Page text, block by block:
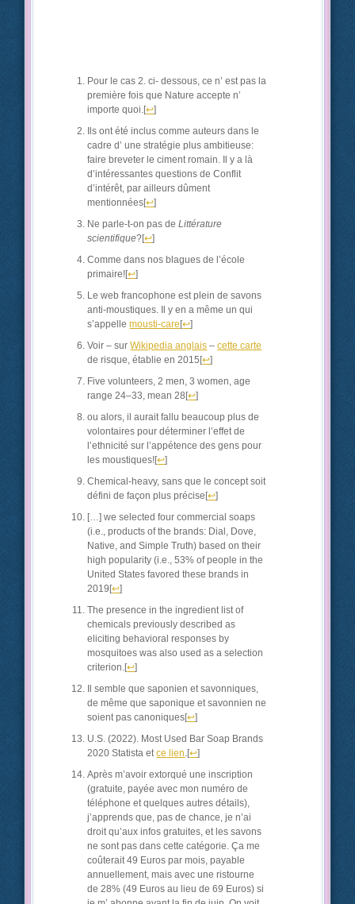
Pour le cas 2. ci- dessous, ce n’ est pas la
première fois que Nature accepte n’
importe quoi.[↩]
Ils ont été inclus comme auteurs dans le
cadre d’ une stratégie plus ambitieuse:
faire breveter le ciment romain. Il y a là
d’intéressantes questions de Conflit
d’intérêt, par ailleurs dûment
mentionnées[↩]
Ne parle-t-on pas deLittérature
scientifique?[↩]
Comme dans nos blagues de l’école
primaire![↩]
Le web francophone est plein de savons
anti-moustiques. Il y en a même un qui
s’appellemousti-care [↩]
Voir – surWikipedia anglais –cette carte
de risque, établie en 2015 [↩]
Five volunteers, 2 men, 3 women, age
range 24–33, mean 28 [↩]
ou alors, il aurait fallu beaucoup plus de
volontaires pour déterminer l’effet de
l’ethnicité sur l’appétence des gens pour
les moustiques![↩]
Chemical-heavy, sans que le concept soit
défini de façon plus précise [↩]
[…] we selected four commercial soaps
(i.e., products of the brands: Dial, Dove,
Native, and Simple Truth) based on their
high popularity (i.e., 53% of people in the
United States favored these brands in
2019 [↩]
The presence in the ingredient list of
chemicals previously described as
eliciting behavioral responses by
mosquitoes was also used as a selection
criterion.[↩]
Il semble que saponien et savonniques,
de même que saponique et savonnien ne
soient pas canoniques[↩]
U.S. (2022). Most Used Bar Soap Brands
2020 Statista etce lien.[↩]
Après m’avoir extorqué une inscription
(gratuite, payée avec mon numéro de
téléphone et quelques autres détails),
j’apprends que, pas de chance, je n’ai
droit qu’aux infos gratuites, et les savons
ne sont pas dans cette catégorie. Ça me
coûterait 49 Euros par mois, payable
annuellement, mais avec une ristourne
de 28% (49 Euros au lieu de 69 Euros) si